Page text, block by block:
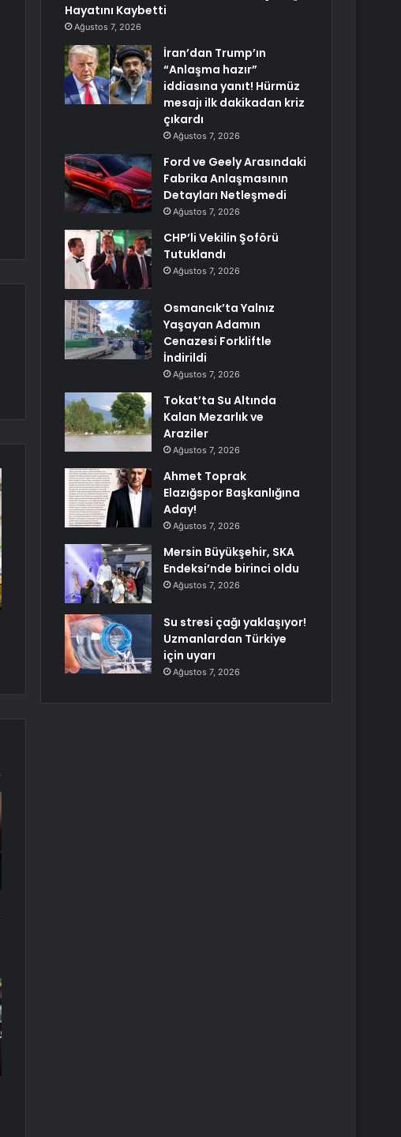
Hayatını Kaybetti
Ağustos 7, 2026
İran’dan Trump’ın
“Anlaşma hazır”
iddiasına yanıt! Hürmüz
mesajı ilk dakikadan kriz
çıkardı
Ağustos 7, 2026
Ford ve Geely Arasındaki
Fabrika Anlaşmasının
Detayları Netleşmedi
Ağustos 7, 2026
CHP’li Vekilin Şoförü
Tutuklandı
Ağustos 7, 2026
Osmancık’ta Yalnız
Yaşayan Adamın
Cenazesi Forkliftle
İndirildi
Ağustos 7, 2026
Tokat’ta Su Altında
Kalan Mezarlık ve
Araziler
Ağustos 7, 2026
Ahmet Toprak
Elazığspor Başkanlığına
Aday!
Ağustos 7, 2026
Mersin Büyükşehir, SKA
Endeksi’nde birinci oldu
Ağustos 7, 2026
Su stresi çağı yaklaşıyor!
Uzmanlardan Türkiye
için uyarı
Ağustos 7, 2026